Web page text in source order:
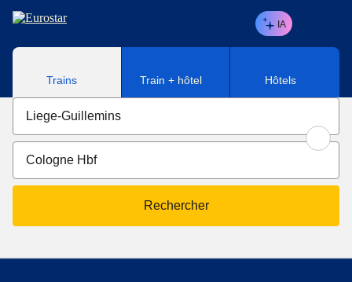
Aller au contenu principal
IA
Trains Train + hôtel Hôtels
Rechercher